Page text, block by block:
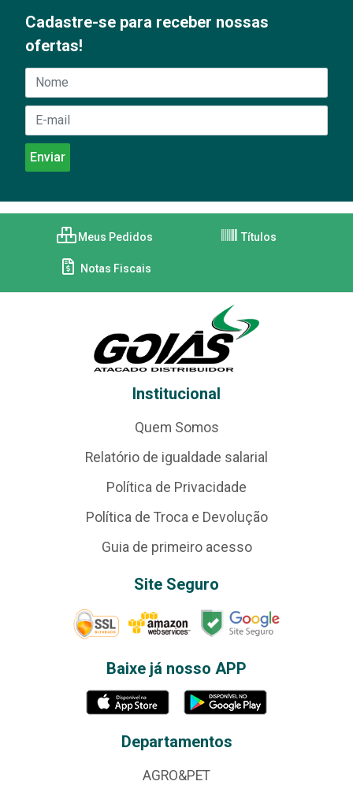
Cadastre-se para receber nossas
ofertas!
Meus Pedidos Títulos
Notas Fiscais
Institucional
Quem Somos
Relatório de igualdade salarial
Política de Privacidade
Política de Troca e Devolução
Guia de primeiro acesso
Site Seguro
Baixe já nosso APP
Departamentos
AGRO&PET